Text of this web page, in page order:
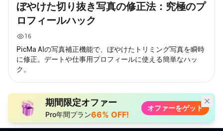
ぼやけた切り抜き写真の修正法：究極のプ
ロフィールハック
16
PicMa AIの写真補正機能で、ぼやけたトリミング写真を瞬時
に修正。デートや仕事用プロフィールに使える簡単なハッ
ク。
期間限定オファー
Pro年間プラン66% OFF!
オファーをゲット